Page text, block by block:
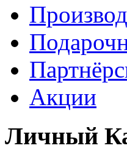
Акции
Личный